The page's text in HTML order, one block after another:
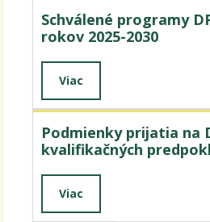
Schválené programy
rokov 2025-2030
Viac
Podmienky prijatia na
kvalifikačných
Viac